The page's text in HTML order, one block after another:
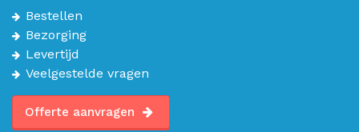
Bestellen
Bezorging
Levertijd
Veelgestelde vragen
Offerte aanvragen